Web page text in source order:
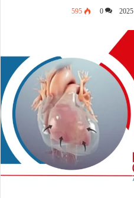
0
595